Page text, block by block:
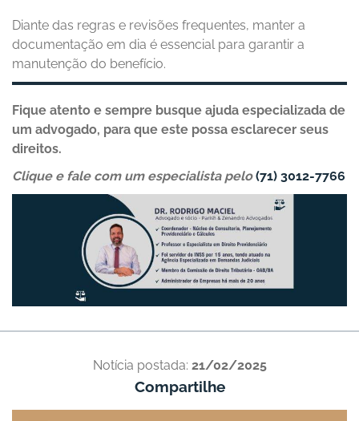
Diante das regras e revisões frequentes, manter a
documentação em dia é essencial para garantir a
manutenção do benefício.
Fique atento e sempre busque ajuda especializada de
um advogado, para que este possa esclarecer seus
direitos.
Clique e fale com um especialista pelo (71) 3012-7766
Notícia postada: 21/02/2025
Compartilhe